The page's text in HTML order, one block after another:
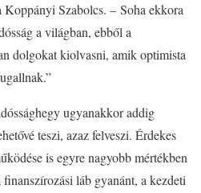
Koppányi Szabolcs. – Soha ekkora
a világban, ebből a
dolgokat kiolvasni, amik optimista
ugyanakkor addig
teszi, azaz felveszi. Érdekes
is egyre nagyobb mértékben
láb gyanánt, a kezdeti